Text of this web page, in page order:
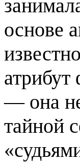
основе
— она
тайной